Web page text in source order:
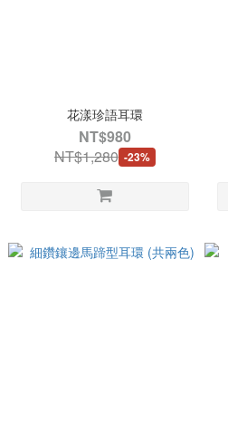
花漾珍語耳環
NT$980
NT$1,280 -23%